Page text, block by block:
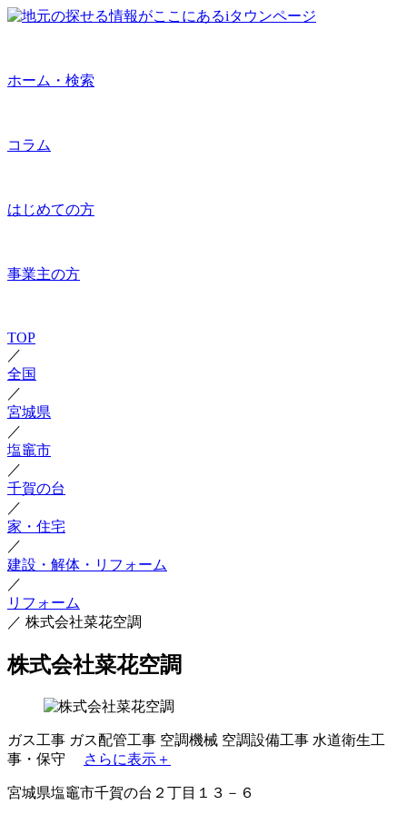
ホーム・検索
コラム
はじめての方
事業主の方
TOP
／
全国
／
宮城県
／
塩竈市
／
千賀の台
／
家・住宅
／
建設・解体・リフォーム
／
リフォーム
／ 株式会社菜花空調
株式会社菜花空調
ガス工事 ガス配管工事 空調機械 空調設備工事 水道衛生工
事・保守
さらに表示＋
宮城県塩竈市千賀の台２丁目１３－６